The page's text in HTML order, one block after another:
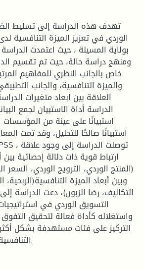
تهدف هذه الدراسة إلى تسليط
الوردي في تعزيز الميزة التنافسية
بولاية المسيلة ، حيث اعتمدت
ومنهج دراسة حالة، حيث تم تقسيم
خاص بالجانب النظري للمفاهيم
والميزة التنافسية، والجانب
العلاقة بين ابعاد متغيرات
استبيانًا صالحًا للتحليل، وقد تمت
ارتباط قوية ذات دلالة إحصائية
(المنتج الوردي، الترويج الوردي، السعر
وبين أبعاد الميزة
التكاليف، رضا الزبون)، دعت الدراسة
التسويق الوردي في
واستغلاله كأداة فعالة لتحقيق
التركيز على فئات مستهدفة بشكل
التنافسية ويزيد من رضا الزبائن.